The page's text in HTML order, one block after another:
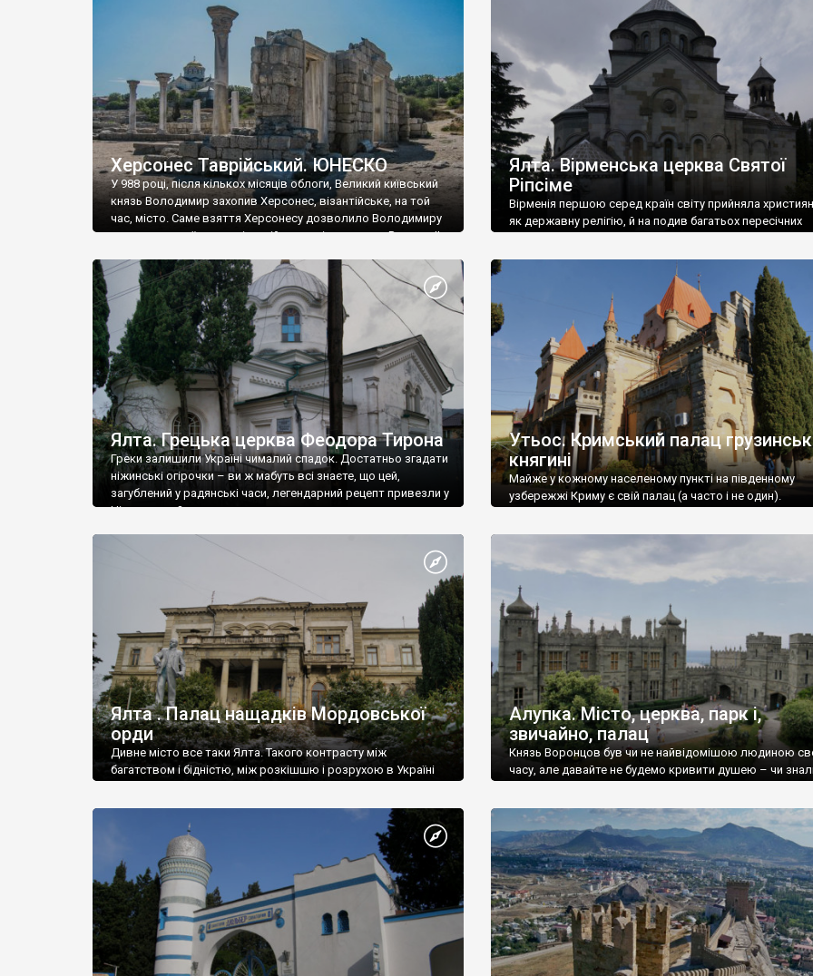
візантійської доби. Раритети викрадені з фондів об’єкту
культурної спадщини ЮНЕСКО «Херсонеса Таврійського».
Офіційно – на виставку «Золото Візантії», але експерти та
влада в Україні вважають це лише […]
називаються «повстяками» (postaki)…” “Вино. Крим
виробляє відмінне вино і його вдосталь: воно все
легке біле і дуже […]
Херсонес Таврійський. ЮНЕСКО
У 988 році, після кількох місяців облоги, Великий київський
князь Володимир захопив Херсонес, візантійське, на той
час, місто. Саме взяття Херсонесу дозволило Володимиру
диктувати свої умови візантійському імператору Василю ІІ,
Херсонесі Володимир-язичник, став Василем-
християнином. А потім було Хрещення Русі. На честь
Херсонесу Таврійського названо місто […]
Ялта. Вірменська церква Святої
Ріпсіме
Вірменія першою серед країн світу прийняла
як державну релігію, й на подив багатьох пересічних
Ялта. Грецька церква Феодора Тирона
Греки залишили Україні чималий спадок. Достатньо згадати
ніжинські огірочки – ви ж мабуть всі знаєте, що цей,
загублений у радянські часи, легендарний рецепт привезли у
Ніжин греки?
Утьос. Кримський палац
княгині
Майже у кожному населеному пункті на південному
узбережжі Криму є свій палац (а часто і не один).
Ялта . Палац нащадків Мордовської
орди
Дивне місто все таки Ялта. Такого контрасту між
багатством і бідністю, між розкішшю і розрухою в Україні
Алупка. Місто, церква, парк і,
звичайно, палац
Князь Воронцов був чи не найвідомішою людиною
часу, але давайте не будемо кривити душею – чи